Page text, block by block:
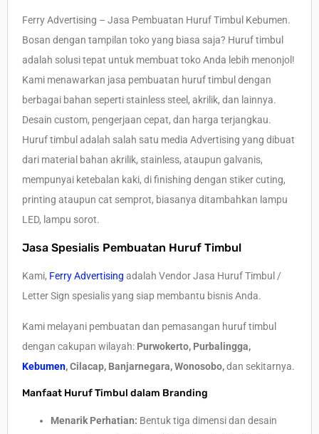
Ferry Advertising – Jasa Pembuatan Huruf Timbul Kebumen.
Bosan dengan tampilan toko yang biasa saja? Huruf timbul
adalah solusi tepat untuk membuat toko Anda lebih menonjol!
Kami menawarkan jasa pembuatan huruf timbul dengan
berbagai bahan seperti stainless steel, akrilik, dan lainnya.
Desain custom, pengerjaan cepat, dan harga terjangkau.
Huruf timbul adalah salah satu media Advertising yang dibuat
dari material bahan akrilik, stainless, ataupun galvanis,
mempunyai ketebalan kaki, di finishing dengan stiker cuting,
printing ataupun cat semprot, biasanya ditambahkan lampu
LED, lampu sorot.
Jasa Spesialis Pembuatan Huruf Timbul
Kami, Ferry Advertising adalah Vendor Jasa Huruf Timbul /
Letter Sign spesialis yang siap membantu bisnis Anda.
Kami melayani pembuatan dan pemasangan huruf timbul
dengan cakupan wilayah: Purwokerto, Purbalingga,
Kebumen, Cilacap, Banjarnegara, Wonosobo,dan sekitarnya.
Manfaat Huruf Timbul dalam Branding
Menarik Perhatian: Bentuk tiga dimensi dan desain